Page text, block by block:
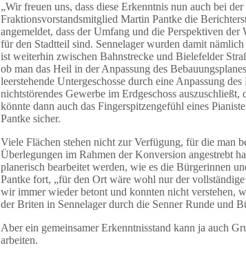
„Wir freuen uns, dass diese Erkenntnis nun auch bei
Fraktionsvorstandsmitglied Martin Pantke die
angemeldet, dass der Umfang und die Perspektiven
für den Stadtteil sind. Sennelager wurden damit
ist weiterhin zwischen Bahnstrecke und Bielefelder
ob man das Heil in der Anpassung des
leerstehende Untergeschosse durch eine Anpassung
nichtstörendes Gewerbe im Erdgeschoss
könnte dann auch das Fingerspitzengefühl eines
Pantke sicher.
Viele Flächen stehen nicht zur Verfügung, für die man
Überlegungen im Rahmen der Konversion angestrebt
planerisch bearbeitet werden, wie es die Bürgerinnen
Pantke fort, „für den Ort wäre wohl nur der
wir immer wieder betont und konnten nicht verstehen,
der Briten in Sennelager durch die Senner Runde und
Aber ein gemeinsamer Erkenntnisstand kann ja auch
arbeiten.